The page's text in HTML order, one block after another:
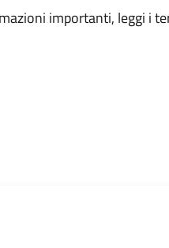
importanti, leggi i